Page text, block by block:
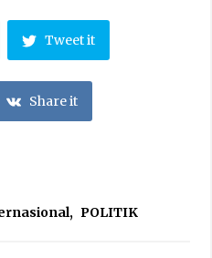
Tweet it
Share it
, POLITIK